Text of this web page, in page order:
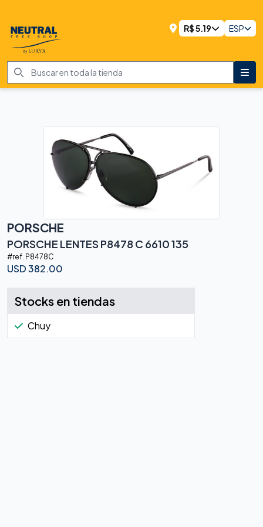
R$5.19 ESP
PORSCHE
PORSCHE LENTES P8478 C 6610 135
#ref. P8478C
USD382.00
Stocks en tiendas
Chuy